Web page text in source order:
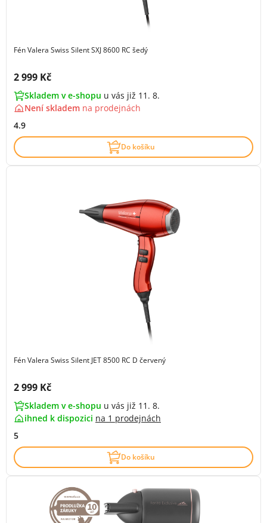
Fén Valera Swiss Silent SXJ 8600 RC šedý
Cena s DPH:
2 999 Kč
Skladem v e-shopu u vás již 11. 8.
Není skladem na prodejnách
4.9
Do košíku
Fén Valera Swiss Silent JET 8500 RC D červený
Cena s DPH:
2 999 Kč
Skladem v e-shopu u vás již 11. 8.
ihned k dispozici na 1 prodejnách
5
Do košíku